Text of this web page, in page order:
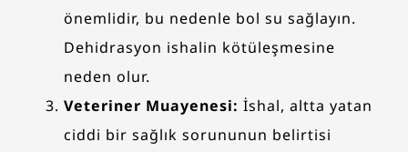
önemlidir, bu nedenle bol su sağlayın.
Dehidrasyon ishalin kötüleşmesine
neden olur.
Veteriner Muayenesi: İshal, altta yatan
ciddi bir sağlık sorununun belirtisi